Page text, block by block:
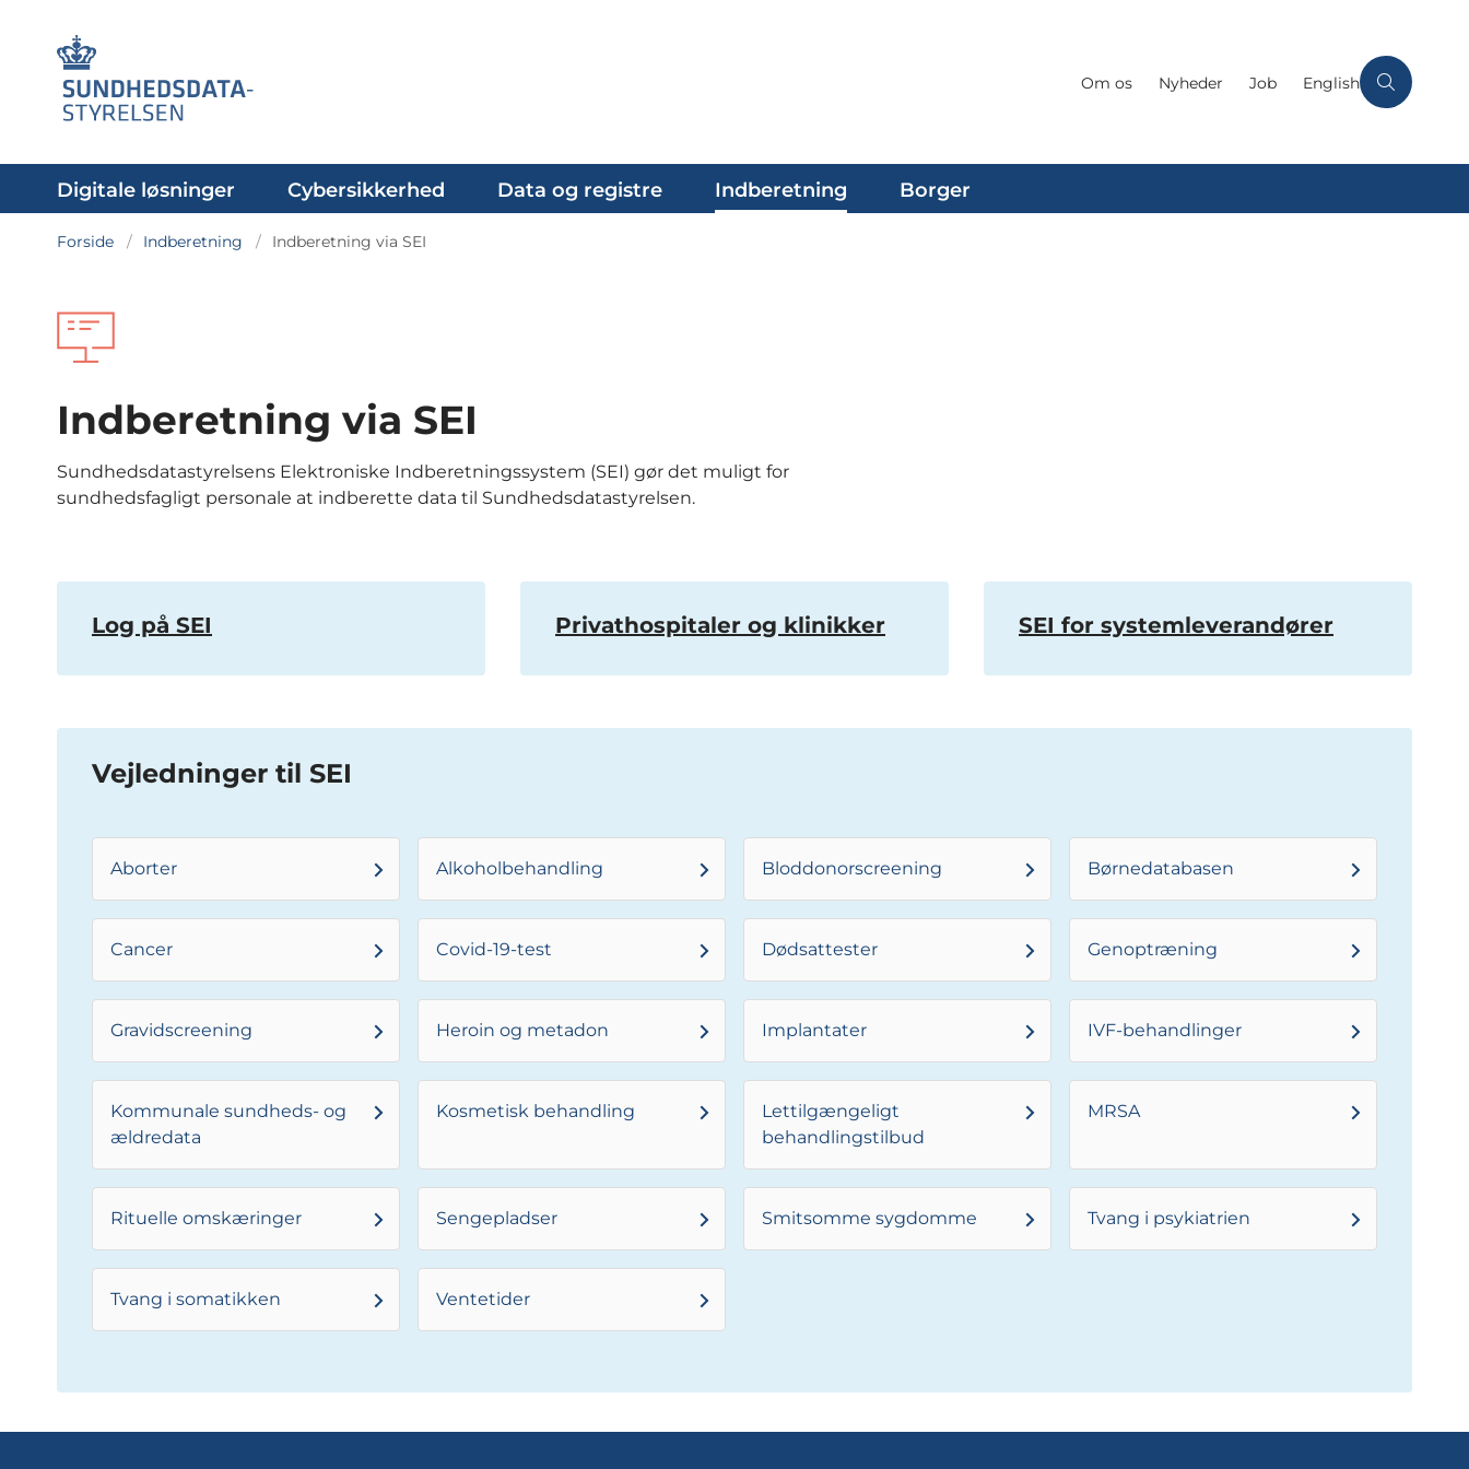
Om os Nyheder Job English
Digitale løsninger Cybersikkerhed Data og registre Indberetning Borger
Forside Indberetning Indberetning via SEI
Indberetning via SEI
Sundhedsdatastyrelsens Elektroniske Indberetningssystem (SEI) gør det muligt for
sundhedsfagligt personale at indberette data til Sundhedsdatastyrelsen.
Log på SEI Privathospitaler og klinikker SEI for systemleverandører
Vejledninger til SEI
Aborter Alkoholbehandling Bloddonorscreening Børnedatabasen
Cancer Covid-19-test Dødsattester Genoptræning
Gravidscreening Heroin og metadon Implantater IVF-behandlinger
Kommunale sundheds- og
ældredata
Kosmetisk behandling
Lettilgængeligt
behandlingstilbud
MRSA
Rituelle omskæringer Sengepladser Smitsomme sygdomme Tvang i psykiatrien
Tvang i somatikken Ventetider